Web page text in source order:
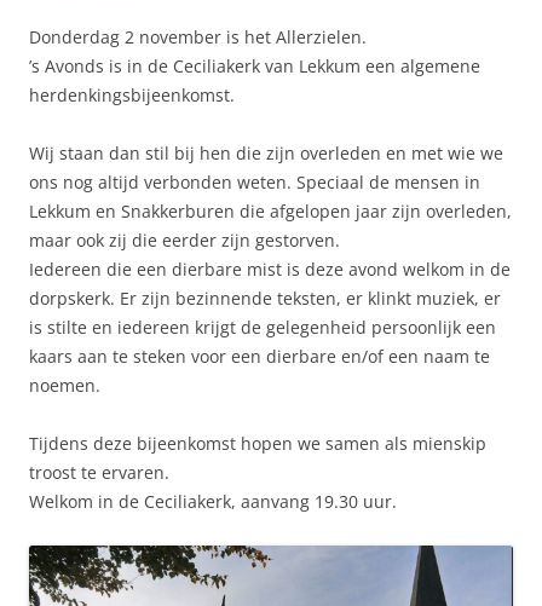
Donderdag 2 november is het Allerzielen.
’s Avonds is in de Ceciliakerk van Lekkum een algemene
herdenkingsbijeenkomst.
Wij staan dan stil bij hen die zijn overleden en met wie we
ons nog altijd verbonden weten. Speciaal de mensen in
Lekkum en Snakkerburen die afgelopen jaar zijn overleden,
maar ook zij die eerder zijn gestorven.
Iedereen die een dierbare mist is deze avond welkom in de
dorpskerk. Er zijn bezinnende teksten, er klinkt muziek, er
is stilte en iedereen krijgt de gelegenheid persoonlijk een
kaars aan te steken voor een dierbare en/of een naam te
noemen.
Tijdens deze bijeenkomst hopen we samen als mienskip
troost te ervaren.
Welkom in de Ceciliakerk, aanvang 19.30 uur.